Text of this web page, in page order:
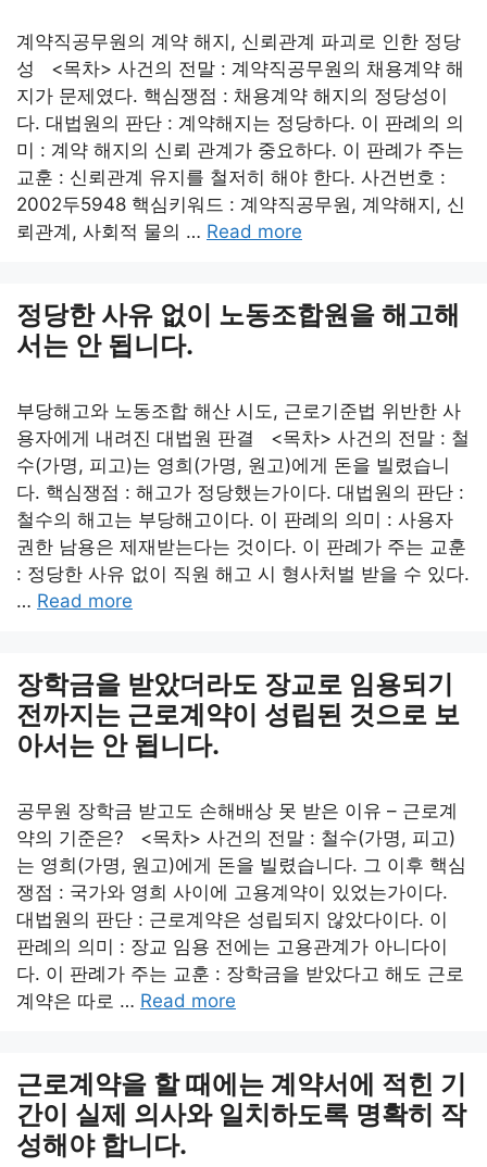
계약직공무원의 계약 해지, 신뢰관계 파괴로 인한 정당
성 <목차> 사건의 전말 : 계약직공무원의 채용계약 해
지가 문제였다. 핵심쟁점 : 채용계약 해지의 정당성이
다. 대법원의 판단 : 계약해지는 정당하다. 이 판례의 의
미 : 계약 해지의 신뢰 관계가 중요하다. 이 판례가 주는
교훈 : 신뢰관계 유지를 철저히 해야 한다. 사건번호 :
2002두5948 핵심키워드 : 계약직공무원, 계약해지, 신
뢰관계, 사회적 물의 … Read more
정당한 사유 없이 노동조합원을 해고해
서는 안 됩니다.
부당해고와 노동조합 해산 시도, 근로기준법 위반한 사
용자에게 내려진 대법원 판결 <목차> 사건의 전말 : 철
수(가명, 피고)는 영희(가명, 원고)에게 돈을 빌렸습니
다. 핵심쟁점 : 해고가 정당했는가이다. 대법원의 판단 :
철수의 해고는 부당해고이다. 이 판례의 의미 : 사용자
권한 남용은 제재받는다는 것이다. 이 판례가 주는 교훈
: 정당한 사유 없이 직원 해고 시 형사처벌 받을 수 있다.
… Read more
장학금을 받았더라도 장교로 임용되기
전까지는 근로계약이 성립된 것으로 보
아서는 안 됩니다.
공무원 장학금 받고도 손해배상 못 받은 이유 – 근로계
약의 기준은? <목차> 사건의 전말 : 철수(가명, 피고)
는 영희(가명, 원고)에게 돈을 빌렸습니다. 그 이후 핵심
쟁점 : 국가와 영희 사이에 고용계약이 있었는가이다.
대법원의 판단 : 근로계약은 성립되지 않았다이다. 이
판례의 의미 : 장교 임용 전에는 고용관계가 아니다이
다. 이 판례가 주는 교훈 : 장학금을 받았다고 해도 근로
계약은 따로 … Read more
근로계약을 할 때에는 계약서에 적힌 기
간이 실제 의사와 일치하도록 명확히 작
성해야 합니다.